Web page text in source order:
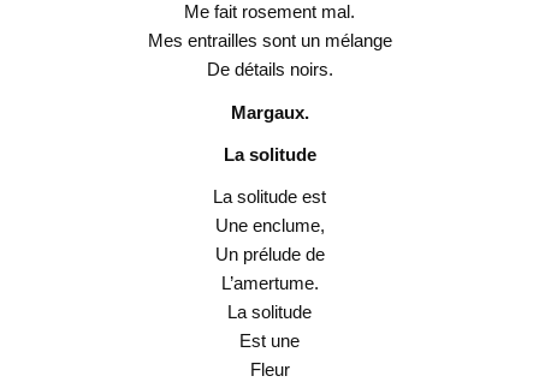
Me fait rosement mal.
Mes entrailles sont un mélange
De détails noirs.
Margaux.
La solitude
La solitude est
Une enclume,
Un prélude de
L’amertume.
La solitude
Est une
Fleur